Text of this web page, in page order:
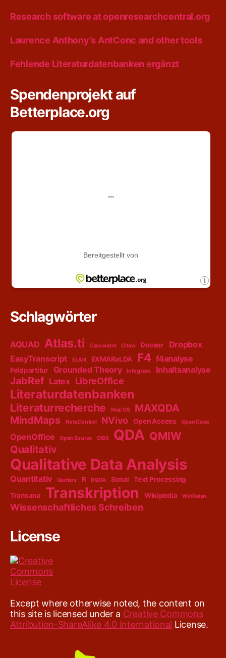
Research software at openresearchcentral.org
Laurence Anthony’s AntConc and other tools
Fehlende Literaturdatenbanken ergänzt
Spendenprojekt auf
Betterplace.org
Schlagwörter
AQUAD Atlas.ti Cassandre Citavi Docear
Dropbox
EasyTranscript
ELAN EXMARaLDA F4 f4analyse
Feldpartitur Grounded Theory Infogr.am Inhaltsanalyse
JabRef Latex LibreOffice
Literaturdatenbanken
Literaturrecherche Mac OS
MAXQDA
MindMaps
NoteControl NVivo Open Access Open Code
OpenOffice Open Source OSiS QDA QMIW
Qualitativ
Qualitative Data Analysis
Quantitativ Quirkos R RQDA Sonal
Text Processing
Transana
Transkription Wikipedia WinRelan
Wissenschaftliches Schreiben
License
Except where otherwise noted, the content on
this site is licensed under a Creative Commons
Attribution-ShareAlike 4.0 International License.